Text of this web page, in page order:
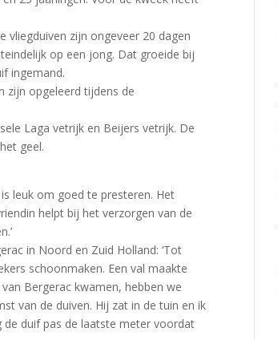
vliegduiven zijn ongeveer 20 dagen
op een jong. Dat groeide bij
ingemand.
zijn opgeleerd tijdens de
Laga vetrijk en Beijers vetrijk. De
geel.
leuk om goed te presteren. Het
helpt bij het verzorgen van de
in Noord en Zuid Holland: ‘Tot
schoonmaken. Een val maakte
Bergerac kwamen, hebben we
van de duiven. Hij zat in de tuin en ik
de duif pas de laatste meter voordat